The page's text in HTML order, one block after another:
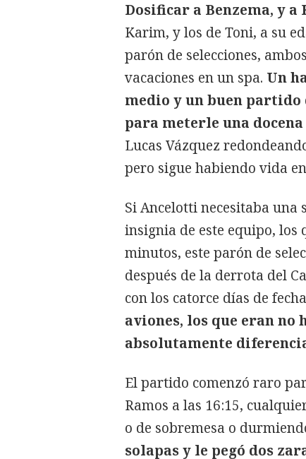
Dosificar a Benzema, y
Karim, y los de Toni, a su
parón de selecciones,
vacaciones en un spa. Un
medio y un buen
para meterle una
Lucas Vázquez
pero sigue habiendo vida
Si Ancelotti necesitaba una
insignia de este equipo, los
minutos, este parón de
después de la derrota del
con los catorce días de
aviones, los que eran no
absolutamente
El partido comenzó raro
Ramos a las 16:15,
o de sobremesa o
solapas y le pegó dos